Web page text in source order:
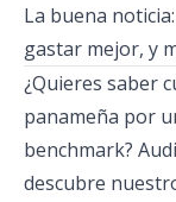
La buena
gastar mejor, y
¿Quieres saber
panameña por
benchmark?
descubre